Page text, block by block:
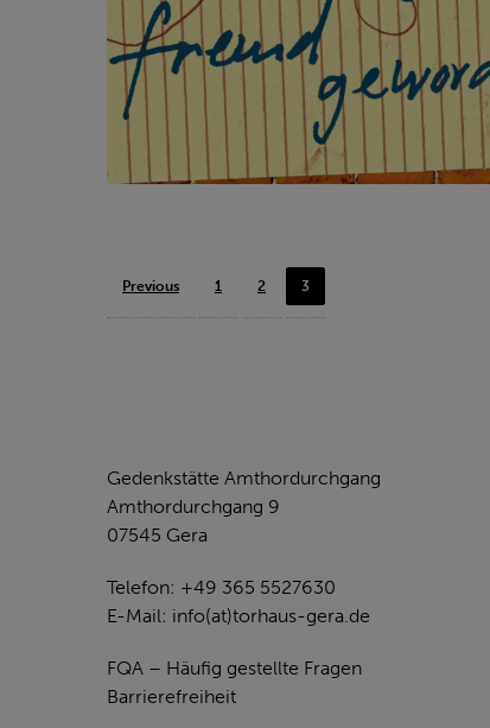
Previous 1 2 3
Gedenkstätte Amthordurchgang
Amthordurchgang 9
07545 Gera
Telefon: +49 365 5527630
E-Mail: info(at)torhaus-gera.de
FQA – Häufig gestellte Fragen
Barrierefreiheit